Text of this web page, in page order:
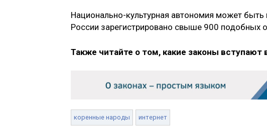
Национально-культурная автономия может
России зарегистрировано свыше 900 подобных
Также читайте о том, какие законы вступают
коренные народы интернет